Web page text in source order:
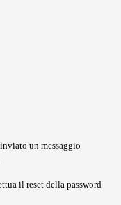
un messaggio
il reset della password